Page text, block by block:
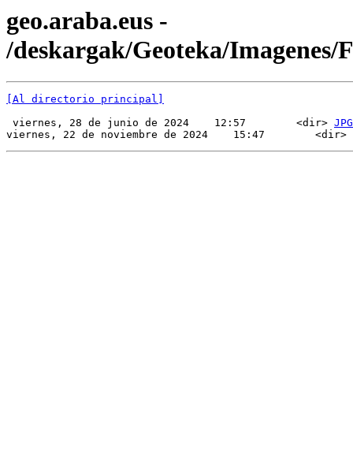
geo.araba.eus -
/deskargak/Geoteka/Imagenes/
[Al directorio principal]
viernes, 28 de junio de 2024    12:57        <dir> JPG
viernes, 22 de noviembre de 2024    15:47        <dir>